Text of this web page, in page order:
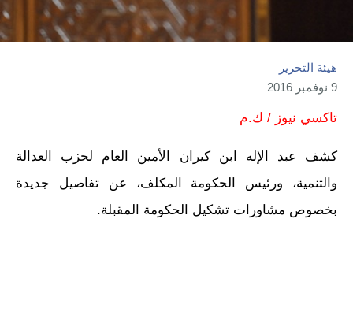
هيئة التحرير
9 نوفمبر 2016
تاكسي نيوز / ك.م
كشف عبد الإله ابن كيران الأمين العام لحزب العدالة
والتنمية، ورئيس الحكومة المكلف، عن تفاصيل جديدة
بخصوص مشاورات تشكيل الحكومة المقبلة.